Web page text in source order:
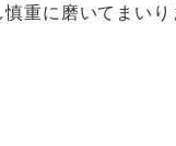
重に磨いてまいり